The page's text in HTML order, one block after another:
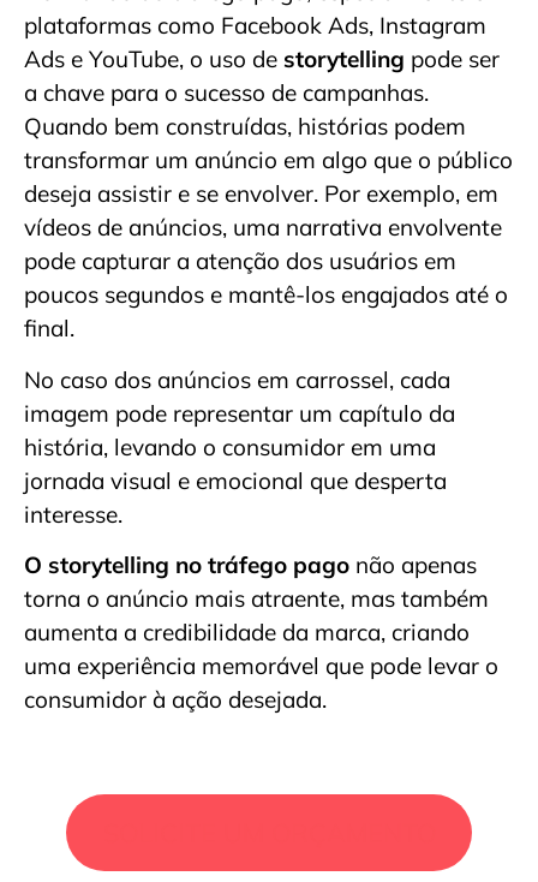
plataformas como Facebook Ads, Instagram
Ads e YouTube, o uso de storytelling pode ser
a chave para o sucesso de campanhas.
Quando bem construídas, histórias podem
transformar um anúncio em algo que o público
deseja assistir e se envolver. Por exemplo, em
vídeos de anúncios, uma narrativa envolvente
pode capturar a atenção dos usuários em
poucos segundos e mantê-los engajados até o
final.
No caso dos anúncios em carrossel, cada
imagem pode representar um capítulo da
história, levando o consumidor em uma
jornada visual e emocional que desperta
interesse.
O storytelling no tráfego pago não apenas
torna o anúncio mais atraente, mas também
aumenta a credibilidade da marca, criando
uma experiência memorável que pode levar o
consumidor à ação desejada.